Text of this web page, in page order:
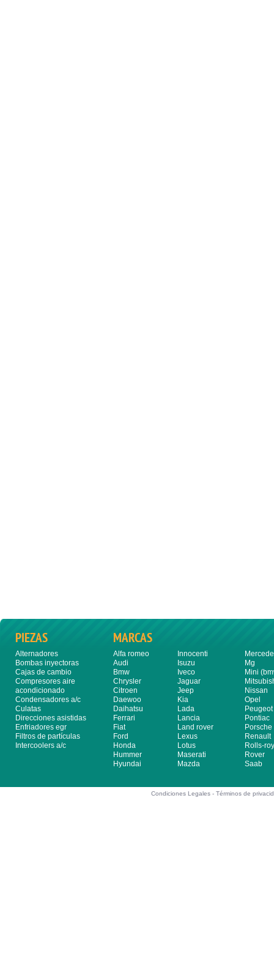
PIEZAS
Alternadores
Bombas inyectoras
Cajas de cambio
Compresores aire
acondicionado
Condensadores a/c
Culatas
Direcciones asistidas
Enfriadores egr
Filtros de partículas
Intercoolers a/c
MARCAS
Alfa romeo
Audi
Bmw
Chrysler
Citroen
Daewoo
Daihatsu
Ferrari
Fiat
Ford
Honda
Hummer
Hyundai
Innocenti
Isuzu
Iveco
Jaguar
Jeep
Kia
Lada
Lancia
Land rover
Lexus
Lotus
Maserati
Mazda
Mg
Mini
Nissan
Opel
Peugeot
Pontiac
Porsche
Renault
Rolls-
Rover
Saab
Condiciones Legales -Términos de